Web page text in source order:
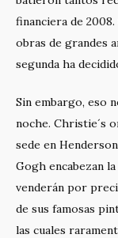
financiera de
obras de grandes
segunda ha
Sin embargo, eso
noche. Christie´s
sede en
Gogh encabezan
venderán por
de sus famosas
las cuales